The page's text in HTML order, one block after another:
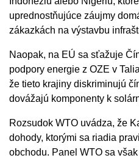
uprednostňujúce záujmy
zákazkách na výstavbu
Naopak, na EÚ sa sťažuje
podpory energie z OZE v
že tieto krajiny diskriminujú
dovážajú komponenty k
Rozsudok WTO uvádza, že
dohody, ktorými sa riadia
obchodu. Panel WTO sa